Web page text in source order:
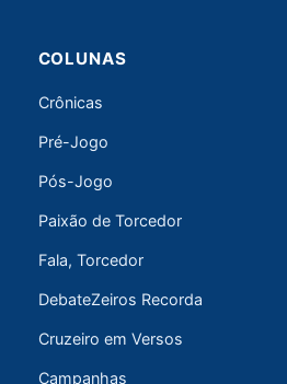
COLUNAS
Crônicas
Pré-Jogo
Pós-Jogo
Paixão de Torcedor
Fala, Torcedor
DebateZeiros Recorda
Cruzeiro em Versos
Campanhas